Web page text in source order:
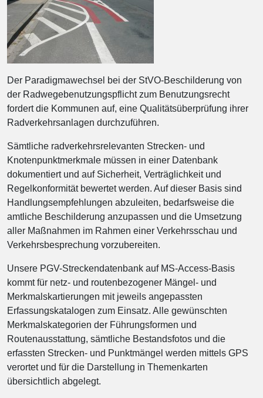
Der Paradigmawechsel bei der StVO-Beschilderung von
der Radwegebenutzungspflicht zum Benutzungsrecht
fordert die Kommunen auf, eine Qualitätsüberprüfung ihrer
Radverkehrsanlagen durchzuführen.
Sämtliche radverkehrsrelevanten Strecken- und
Knotenpunktmerkmale müssen in einer Datenbank
dokumentiert und auf Sicherheit, Verträglichkeit und
Regelkonformität bewertet werden. Auf dieser Basis sind
Handlungsempfehlungen abzuleiten, bedarfsweise die
amtliche Beschilderung anzupassen und die Umsetzung
aller Maßnahmen im Rahmen einer Verkehrsschau und
Verkehrsbesprechung vorzubereiten.
Unsere PGV-Streckendatenbank auf MS-Access-Basis
kommt für netz- und routenbezogener Mängel- und
Merkmalskartierungen mit jeweils angepassten
Erfassungskatalogen zum Einsatz. Alle gewünschten
Merkmalskategorien der Führungsformen und
Routenausstattung, sämtliche Bestandsfotos und die
erfassten Strecken- und Punktmängel werden mittels GPS
verortet und für die Darstellung in Themenkarten
übersichtlich abgelegt.